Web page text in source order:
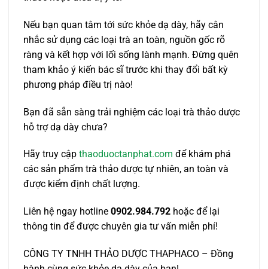
Nếu bạn quan tâm tới sức khỏe dạ dày, hãy cân
nhắc sử dụng các loại trà an toàn, nguồn gốc rõ
ràng và kết hợp với lối sống lành mạnh. Đừng quên
tham khảo ý kiến bác sĩ trước khi thay đổi bất kỳ
phương pháp điều trị nào!
Bạn đã sẵn sàng trải nghiệm các loại trà thảo dược
hỗ trợ dạ dày chưa?
Hãy truy cập thaoduoctanphat.com để khám phá
các sản phẩm trà thảo dược tự nhiên, an toàn và
được kiểm định chất lượng.
Liên hệ ngay hotline 0902.984.792 hoặc để lại
thông tin để được chuyên gia tư vấn miễn phí!
CÔNG TY TNHH THẢO DƯỢC THAPHACO – Đồng